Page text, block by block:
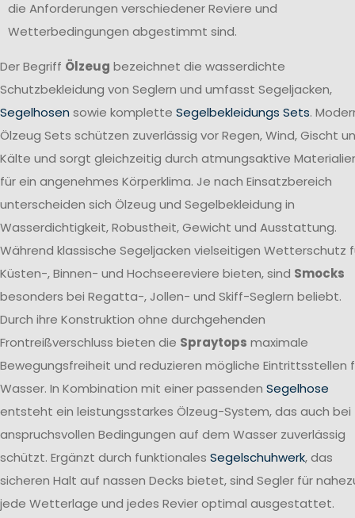
die Anforderungen verschiedener Reviere und
Wetterbedingungen abgestimmt sind.
Der Begriff Ölzeug bezeichnet die wasserdichte
Schutzbekleidung von Seglern und umfasst Segeljacken,
Segelhosen sowie komplette Segelbekleidungs Sets.
Ölzeug Sets schützen zuverlässig vor Regen, Wind, Gischt
Kälte und sorgt gleichzeitig durch atmungsaktive
für ein angenehmes Körperklima. Je nach Einsatzbereich
unterscheiden sich Ölzeug und Segelbekleidung in
Wasserdichtigkeit, Robustheit, Gewicht und Ausstattung.
Während klassische Segeljacken vielseitigen Wetterschutz
Küsten-, Binnen- und Hochseereviere bieten, sind Smocks
besonders bei Regatta-, Jollen- und Skiff-Seglern beliebt.
Durch ihre Konstruktion ohne durchgehenden
Frontreißverschluss bieten die Spraytops maximale
Bewegungsfreiheit und reduzieren mögliche Eintrittsstellen
Wasser. In Kombination mit einer passenden Segelhose
entsteht ein leistungsstarkes Ölzeug-System, das auch bei
anspruchsvollen Bedingungen auf dem Wasser zuverlässig
schützt. Ergänzt durch funktionales Segelschuhwerk, das
sicheren Halt auf nassen Decks bietet, sind Segler für
jede Wetterlage und jedes Revier optimal ausgestattet.